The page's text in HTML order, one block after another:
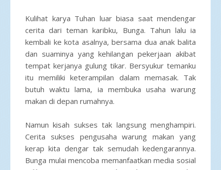
Kulihat karya Tuhan luar biasa saat mendengar
cerita dari teman karibku, Bunga. Tahun lalu ia
kembali ke kota asalnya, bersama dua anak balita
dan suaminya yang kehilangan pekerjaan akibat
tempat kerjanya gulung tikar. Bersyukur temanku
itu memiliki keterampilan dalam memasak. Tak
butuh waktu lama, ia membuka usaha warung
makan di depan rumahnya.
Namun kisah sukses tak langsung menghampiri.
Cerita sukses pengusaha warung makan yang
kerap kita dengar tak semudah kedengarannya.
Bunga mulai mencoba memanfaatkan media sosial